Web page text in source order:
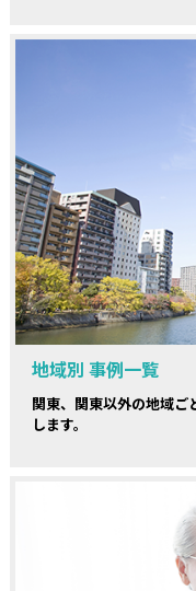
地域別 事例一覧
関東、関東以外の地域ご
します。